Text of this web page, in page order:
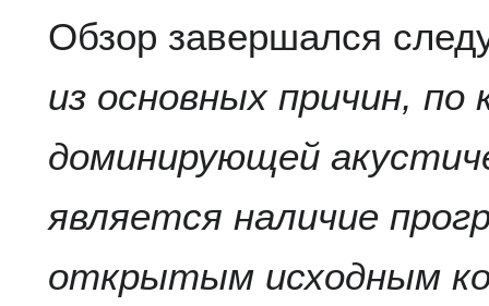
Обзор завершался
из основных причин,
доминирующей
является наличие
открытым исходным